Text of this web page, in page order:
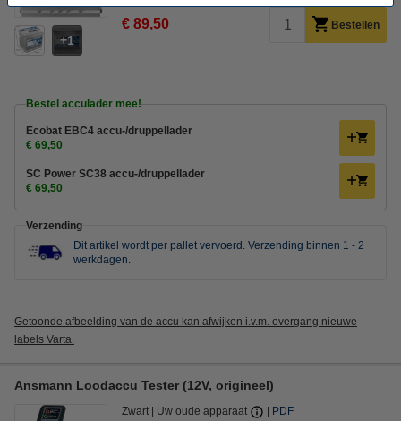
1
€ 89,50 Bestellen
Bestel acculader mee!
Ecobat EBC4 accu-/druppellader
€ 69,50
SC Power SC38 accu-/druppellader
€ 69,50
Verzending
Dit artikel wordt per pallet vervoerd. Verzending binnen 1 - 2
werkdagen.
Getoonde afbeelding van de accu kan afwijken i.v.m. overgang nieuwe
labels Varta.
Ansmann Loodaccu Tester (12V, origineel)
Zwart Uw oude apparaat PDF